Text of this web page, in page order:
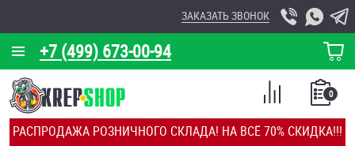
РАСПРОДАЖА РОЗНИЧНОГО СКЛАДА! НА ВСЁ 70% СКИДКА!!!
+7 (499) 673-00-94
ЗАКАЗАТЬ ЗВОНОК
КОРЗИНА
О КОМПАНИИ
КАЛЬКУЛЯТОР
0
СПИСОК
СРАВНЕНИЕ